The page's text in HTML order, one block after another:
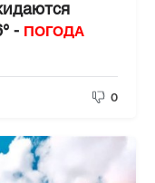
- ПОГОДА
0